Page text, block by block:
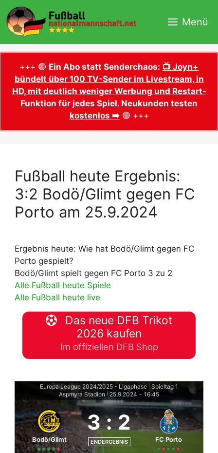
Zum
Inhalt
springen
Menü
+++ 🔴 Ein Abo statt Senderchaos: 📺 Joyn+
bündelt über 100 TV-Sender im Livestream, in
HD, mit deutlich weniger Werbung und Restart-
Funktion für jedes Spiel. Neukunden testen
kostenlos ➡️🔴 +++
Fußball heute Ergebnis:
3:2 Bodö/Glimt gegen FC
Porto am 25.9.2024
Ergebnis heute: Wie hat Bodö/Glimt gegen FC
Porto gespielt?
Bodö/Glimt spielt gegen FC Porto 3 zu 2
Alle Fußball heute Spiele
Alle Fußball heute live
Das neue DFB Trikot
2026 kaufen
Im offiziellen DFB Shop
Europa League 2024/2025 - Ligaphase Spieltag 1
Aspmyra Stadion
25.9.2024 - 16:45
Bodö/Glimt
3 : 2
ENDERGEBNIS FC Porto